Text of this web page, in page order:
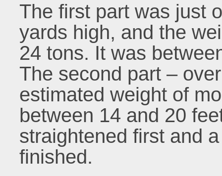
The first part was just
yards high, and the
24 tons. It was
The second part –
estimated weight of
between 14 and 20
straightened first and
finished.